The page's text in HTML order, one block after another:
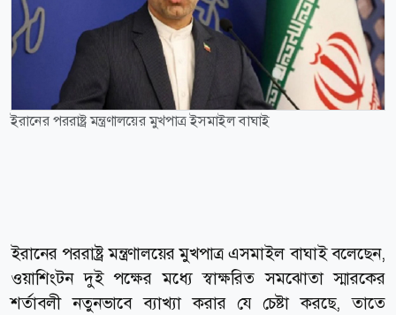
ইরানের পররাষ্ট্র মন্ত্রণালয়ের মুখপাত্র ইসমাইল বাঘাই
ইরানের পররাষ্ট্র মন্ত্রণালয়ের মুখপাত্র এসমাইল বাঘাই বলেছেন,
ওয়াশিংটন দুই পক্ষের মধ্যে স্বাক্ষরিত সমঝোতা স্মারকের
শর্তাবলী নতুনভাবে ব্যাখ্যা করার যে চেষ্টা করছে, তাতে